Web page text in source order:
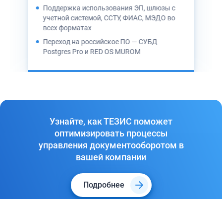
Поддержка использования ЭП, шлюзы с
учетной системой, ССТУ, ФИАС, МЭДО во
всех форматах
Переход на российское ПО — СУБД
Postgres Pro и RED OS MUROM
Узнайте, как ТЕЗИС поможет
оптимизировать процессы
управления документооборотом в
вашей компании
Подробнее